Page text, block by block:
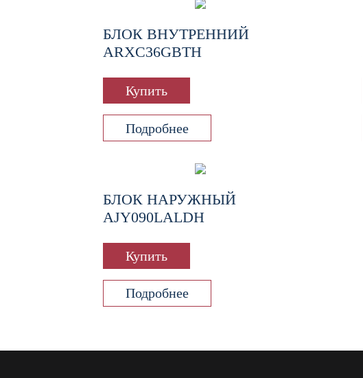
БЛОК ВНУТРЕННИЙ
ARXC36GBTH
Купить
Подробнее
БЛОК НАРУЖНЫЙ
AJY090LALDH
Купить
Подробнее